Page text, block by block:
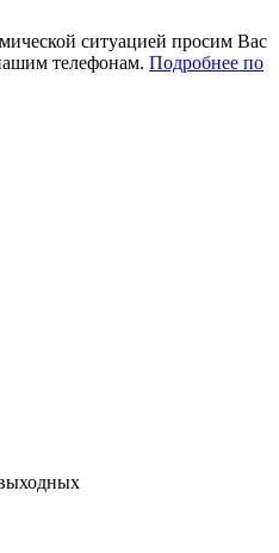
ситуацией просим Вас
телефонам. Подробнее по